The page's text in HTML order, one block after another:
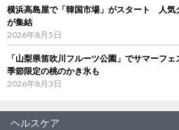
横浜高島屋で「韓国市場」がスタート 人気
が集結
2026年8月5日
「山梨県笛吹川フルーツ公園」でサマーフ
季節限定の桃のかき氷も
2026年8月3日
ヘルスケア